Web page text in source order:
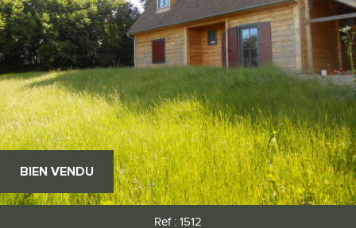
BIEN VENDU
Ref : 1512